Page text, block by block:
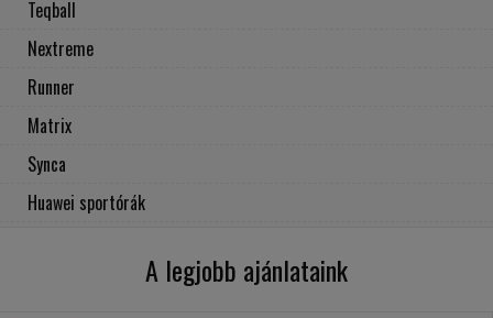
Teqball
Nextreme
Runner
Matrix
Synca
Huawei sportórák
A legjobb ajánlataink